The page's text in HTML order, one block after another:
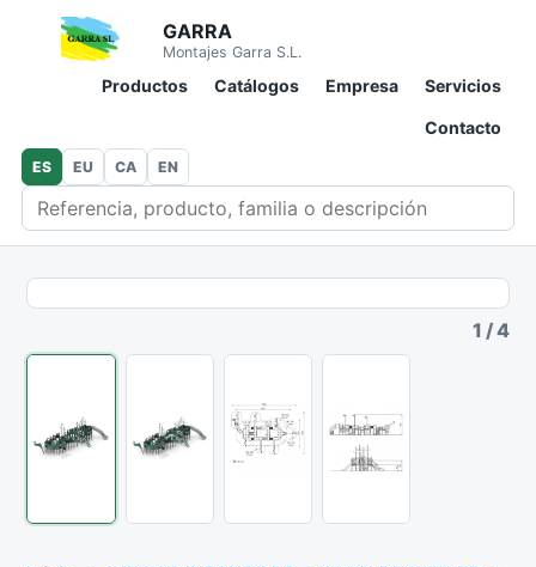
GARRA
Montajes Garra S.L.
Productos Catálogos Empresa Servicios
Contacto
Buscar en catálogo
ES EU CA EN
1 /4